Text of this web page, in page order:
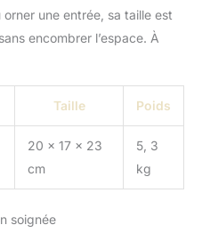
une entrée, sa taille est
encombrer l’espace. À
Taille Poids
20 x 17 x 23
cm
5, 3
kg
soignée